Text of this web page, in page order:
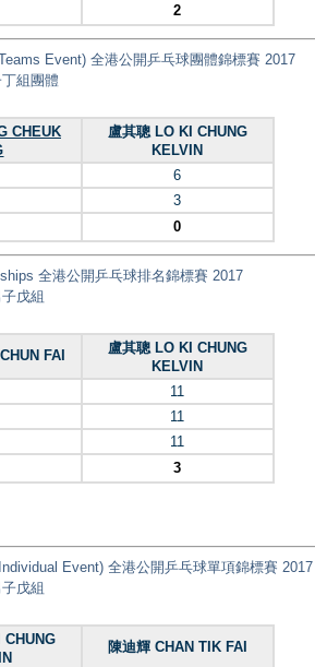
2
Event) 全港公開乒乓球團體錦標賽 2017
組團體
CHEUK
盧其聰 LO KI CHUNG
KELVIN
6
3
0
全港公開乒乓球排名錦標賽 2017
戊組
FAI
盧其聰 LO KI CHUNG
KELVIN
11
11
11
3
Event) 全港公開乒乓球單項錦標賽 2017
戊組
CHUNG
陳迪輝 CHAN TIK FAI